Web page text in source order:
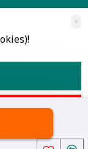
Мюзик Център
×